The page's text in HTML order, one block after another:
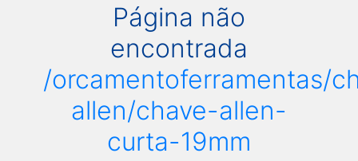
Página não
encontrada
/orcamentoferramentas/
allen/chave-allen-
curta-19mm